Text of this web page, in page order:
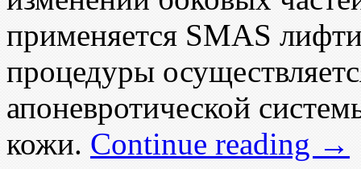
применяется SMAS
процедуры
апоневротической
кожи. Continue reading →